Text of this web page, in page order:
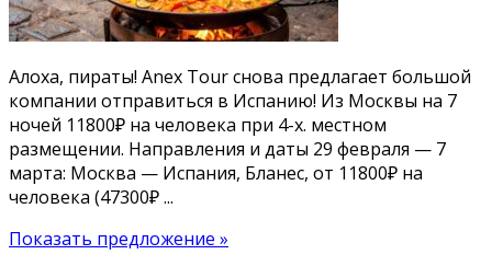
Алоха, пираты! Anex Tour снова предлагает большой
компании отправиться в Испанию! Из Москвы на 7
ночей 11800₽ на человека при 4-х. местном
размещении. Направления и даты 29 февраля — 7
марта: Москва — Испания, Бланес, от 11800₽ на
человека (47300₽ ...
Показать предложение »